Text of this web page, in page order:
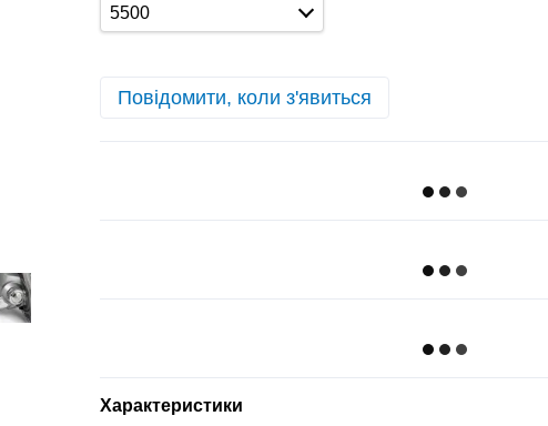
5500
Повідомити, коли з'явиться
Характеристики